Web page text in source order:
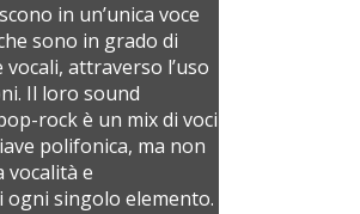
in un’unica voce
sono in grado di
vocali, attraverso l’uso
Il loro sound
rock è un mix di voci
polifonica, ma non
vocalità e
ogni singolo elemento.